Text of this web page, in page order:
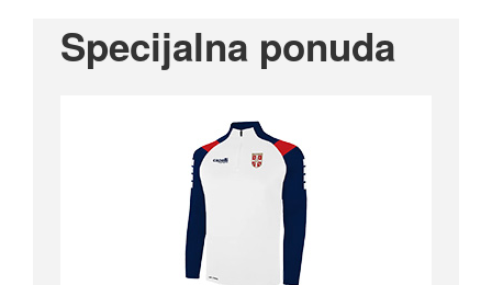
Specijalna ponuda